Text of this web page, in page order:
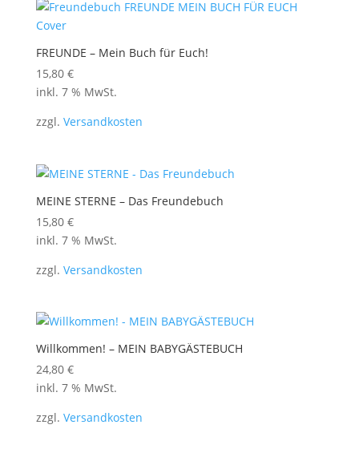
FREUNDE – Mein Buch für Euch!
15,80 €
inkl. 7 % MwSt.
zzgl. Versandkosten
MEINE STERNE – Das Freundebuch
15,80 €
inkl. 7 % MwSt.
zzgl. Versandkosten
Willkommen! – MEIN BABYGÄSTEBUCH
24,80 €
inkl. 7 % MwSt.
zzgl. Versandkosten